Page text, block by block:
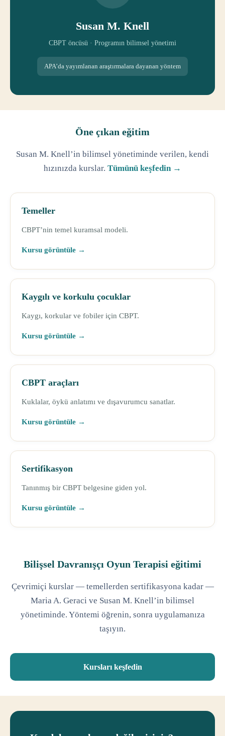
Susan M. Knell
CBPT öncüsü · Programın bilimsel yönetimi
APA’da yayımlanan araştırmalara dayanan yöntem
Öne çıkan eğitim
Susan M. Knell’in bilimsel yönetiminde verilen, kendi
hızınızda kurslar. Tümünü keşfedin →
Temeller
CBPT’nin temel kuramsal modeli.
Kursu görüntüle →
Kaygılı ve korkulu çocuklar
Kaygı, korkular ve fobiler için CBPT.
Kursu görüntüle →
CBPT araçları
Kuklalar, öykü anlatımı ve dışavurumcu sanatlar.
Kursu görüntüle →
Sertifikasyon
Tanınmış bir CBPT belgesine giden yol.
Kursu görüntüle →
Bilişsel Davranışçı Oyun Terapisi eğitimi
Çevrimiçi kurslar — temellerden sertifikasyona kadar —
Maria A. Geraci ve Susan M. Knell’in bilimsel
yönetiminde. Yöntemi öğrenin, sonra uygulamanıza
taşıyın.
Kursları keşfedin